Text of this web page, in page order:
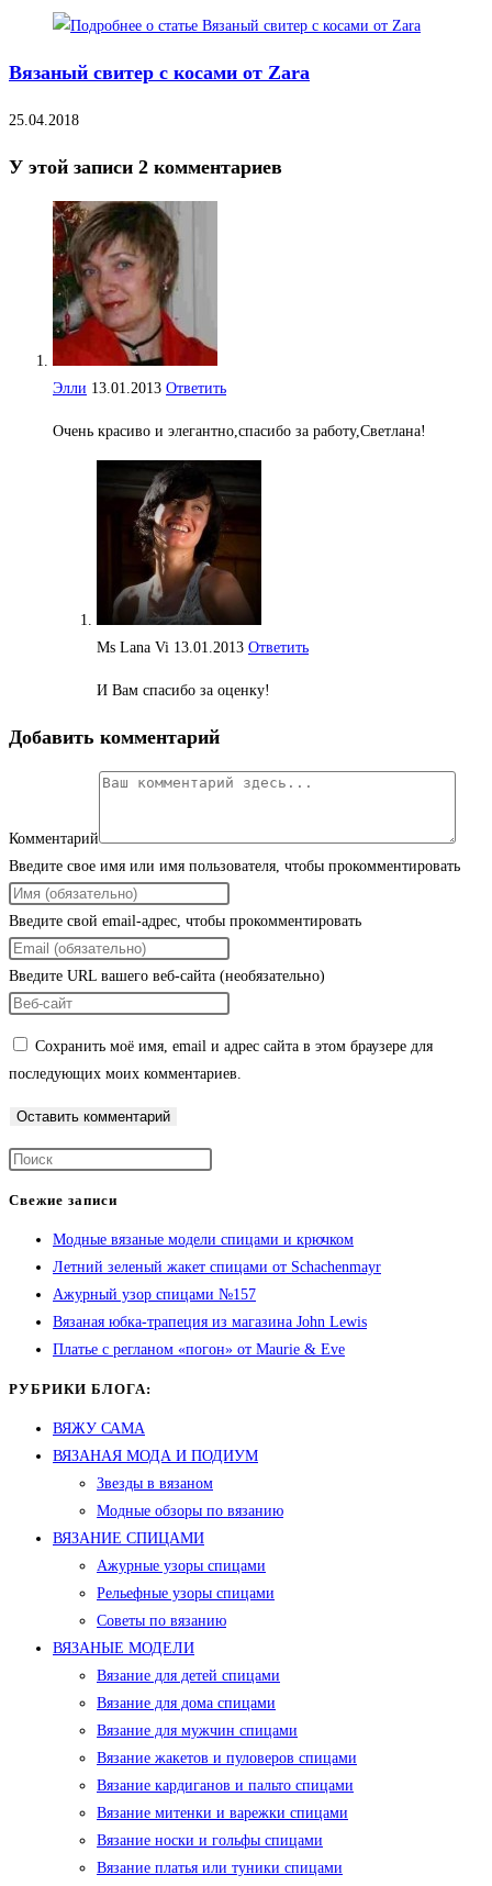
Вязаный свитер с косами от Zara
25.04.2018
У этой записи 2 комментариев
Элли 13.01.2013 Ответить
Очень красиво и элегантно,спасибо за работу,Светлана!
Ms Lana Vi 13.01.2013 Ответить
И Вам спасибо за оценку!
Добавить комментарий
Комментарий
Введите свое имя или имя пользователя, чтобы прокомментировать
Введите свой email-адрес, чтобы прокомментировать
Введите URL вашего веб-сайта (необязательно)
Сохранить моё имя, email и адрес сайта в этом браузере для
последующих моих комментариев.
Свежие записи
Модные вязаные модели спицами и крючком
Летний зеленый жакет спицами от Schachenmayr
Ажурный узор спицами №157
Вязаная юбка-трапеция из магазина John Lewis
Платье с регланом «погон» от Maurie & Eve
РУБРИКИ БЛОГА:
ВЯЖУ САМА
ВЯЗАНАЯ МОДА И ПОДИУМ
Звезды в вязаном
Модные обзоры по вязанию
ВЯЗАНИЕ СПИЦАМИ
Ажурные узоры спицами
Рельефные узоры спицами
Советы по вязанию
ВЯЗАНЫЕ МОДЕЛИ
Вязание для детей спицами
Вязание для дома спицами
Вязание для мужчин спицами
Вязание жакетов и пуловеров спицами
Вязание кардиганов и пальто спицами
Вязание митенки и варежки спицами
Вязание носки и гольфы спицами
Вязание платья или туники спицами